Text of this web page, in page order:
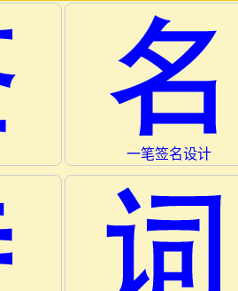
一笔签名设计